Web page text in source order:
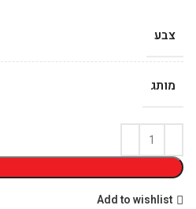
צבע
מותג
Add to wishlist